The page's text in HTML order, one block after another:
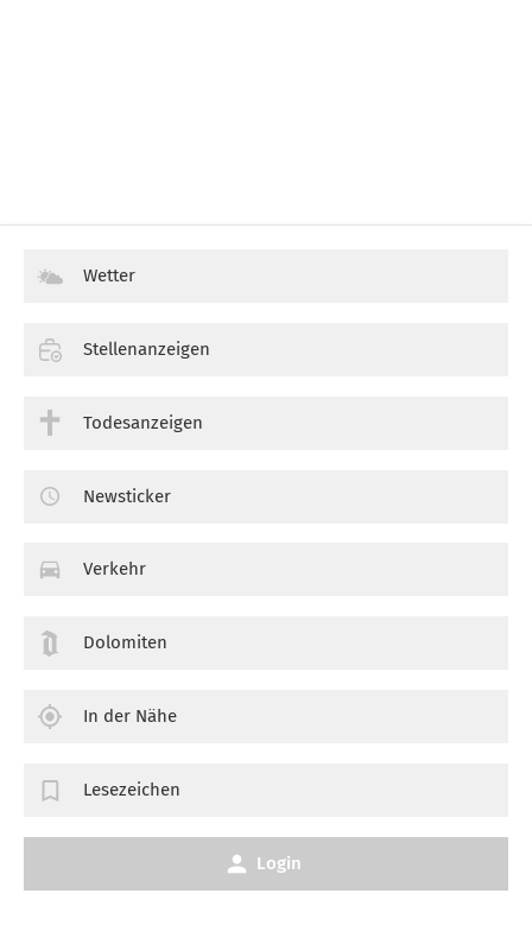
Wetter
Stellenanzeigen
Todesanzeigen
Newsticker
Verkehr
Dolomiten
In der Nähe
Lesezeichen
Login